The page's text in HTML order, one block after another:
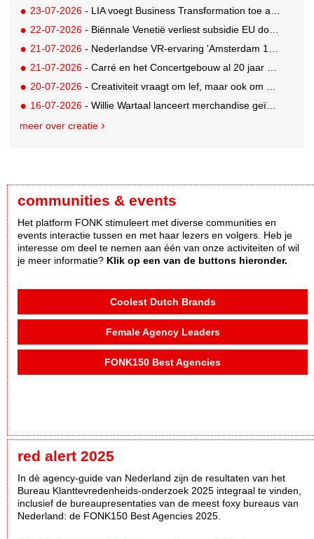
23-07-2026 - LIA voegt Business Transformation toe als prijzencategorie
22-07-2026 - Biënnale Venetië verliest subsidie EU door deelname Rusland
21-07-2026 - Nederlandse VR-ervaring 'Amsterdam 1652' geselecteerd voor filmfestival Venetië
21-07-2026 - Carré en het Concertgebouw al 20 jaar absolute favorieten van cultuurpubliek
20-07-2026 - Creativiteit vraagt om lef, maar ook om een plan voor als het misgaat
16-07-2026 - Willie Wartaal lanceert merchandise geïnspireerd op spraakmakende The Voice-outfits
meer over creatie
communities & events
Het platform FONK stimuleert met diverse communities en
events interactie tussen en met haar lezers en volgers. Heb je
interesse om deel te nemen aan één van onze activiteiten of wil
je meer informatie? Klik op een van de buttons hieronder.
Coolest Dutch Brands
Female Agency Leaders
FONK150 Best Agencies
red alert 2025
In dè agency-guide van Nederland zijn de resultaten van het
Bureau Klanttevredenheids-onderzoek 2025 integraal te vinden,
inclusief de bureaupresentaties van de meest foxy bureaus van
Nederland: de FONK150 Best Agencies 2025.